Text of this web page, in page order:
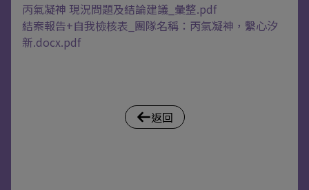
丙氣凝神 現況問題及結論建議_彙整.pdf
結案報告+自我檢核表_團隊名稱：丙氣凝神，繫心汐
新.docx.pdf
返回